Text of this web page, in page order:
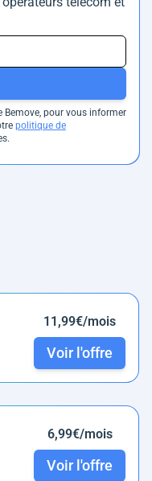
Bemove, pour vous informer
politique de
11,99€/mois
Voir l'offre
6,99€/mois
Voir l'offre